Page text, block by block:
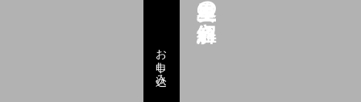
星里奏の紐解き
お申し込み